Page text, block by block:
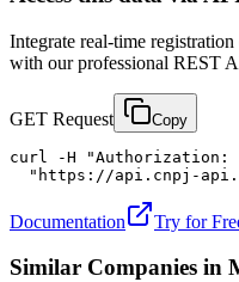
Integrate real-time
with our professional REST
GET Request Copy
curl -H "Authorization:
"https://api.cnpj-
Documentation Try for
Similar Companies in